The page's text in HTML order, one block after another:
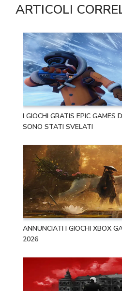
ARTICOLI
I GIOCHI GRATIS EPIC GAMES
SONO STATI SVELATI
ANNUNCIATI I GIOCHI XBOX
2026